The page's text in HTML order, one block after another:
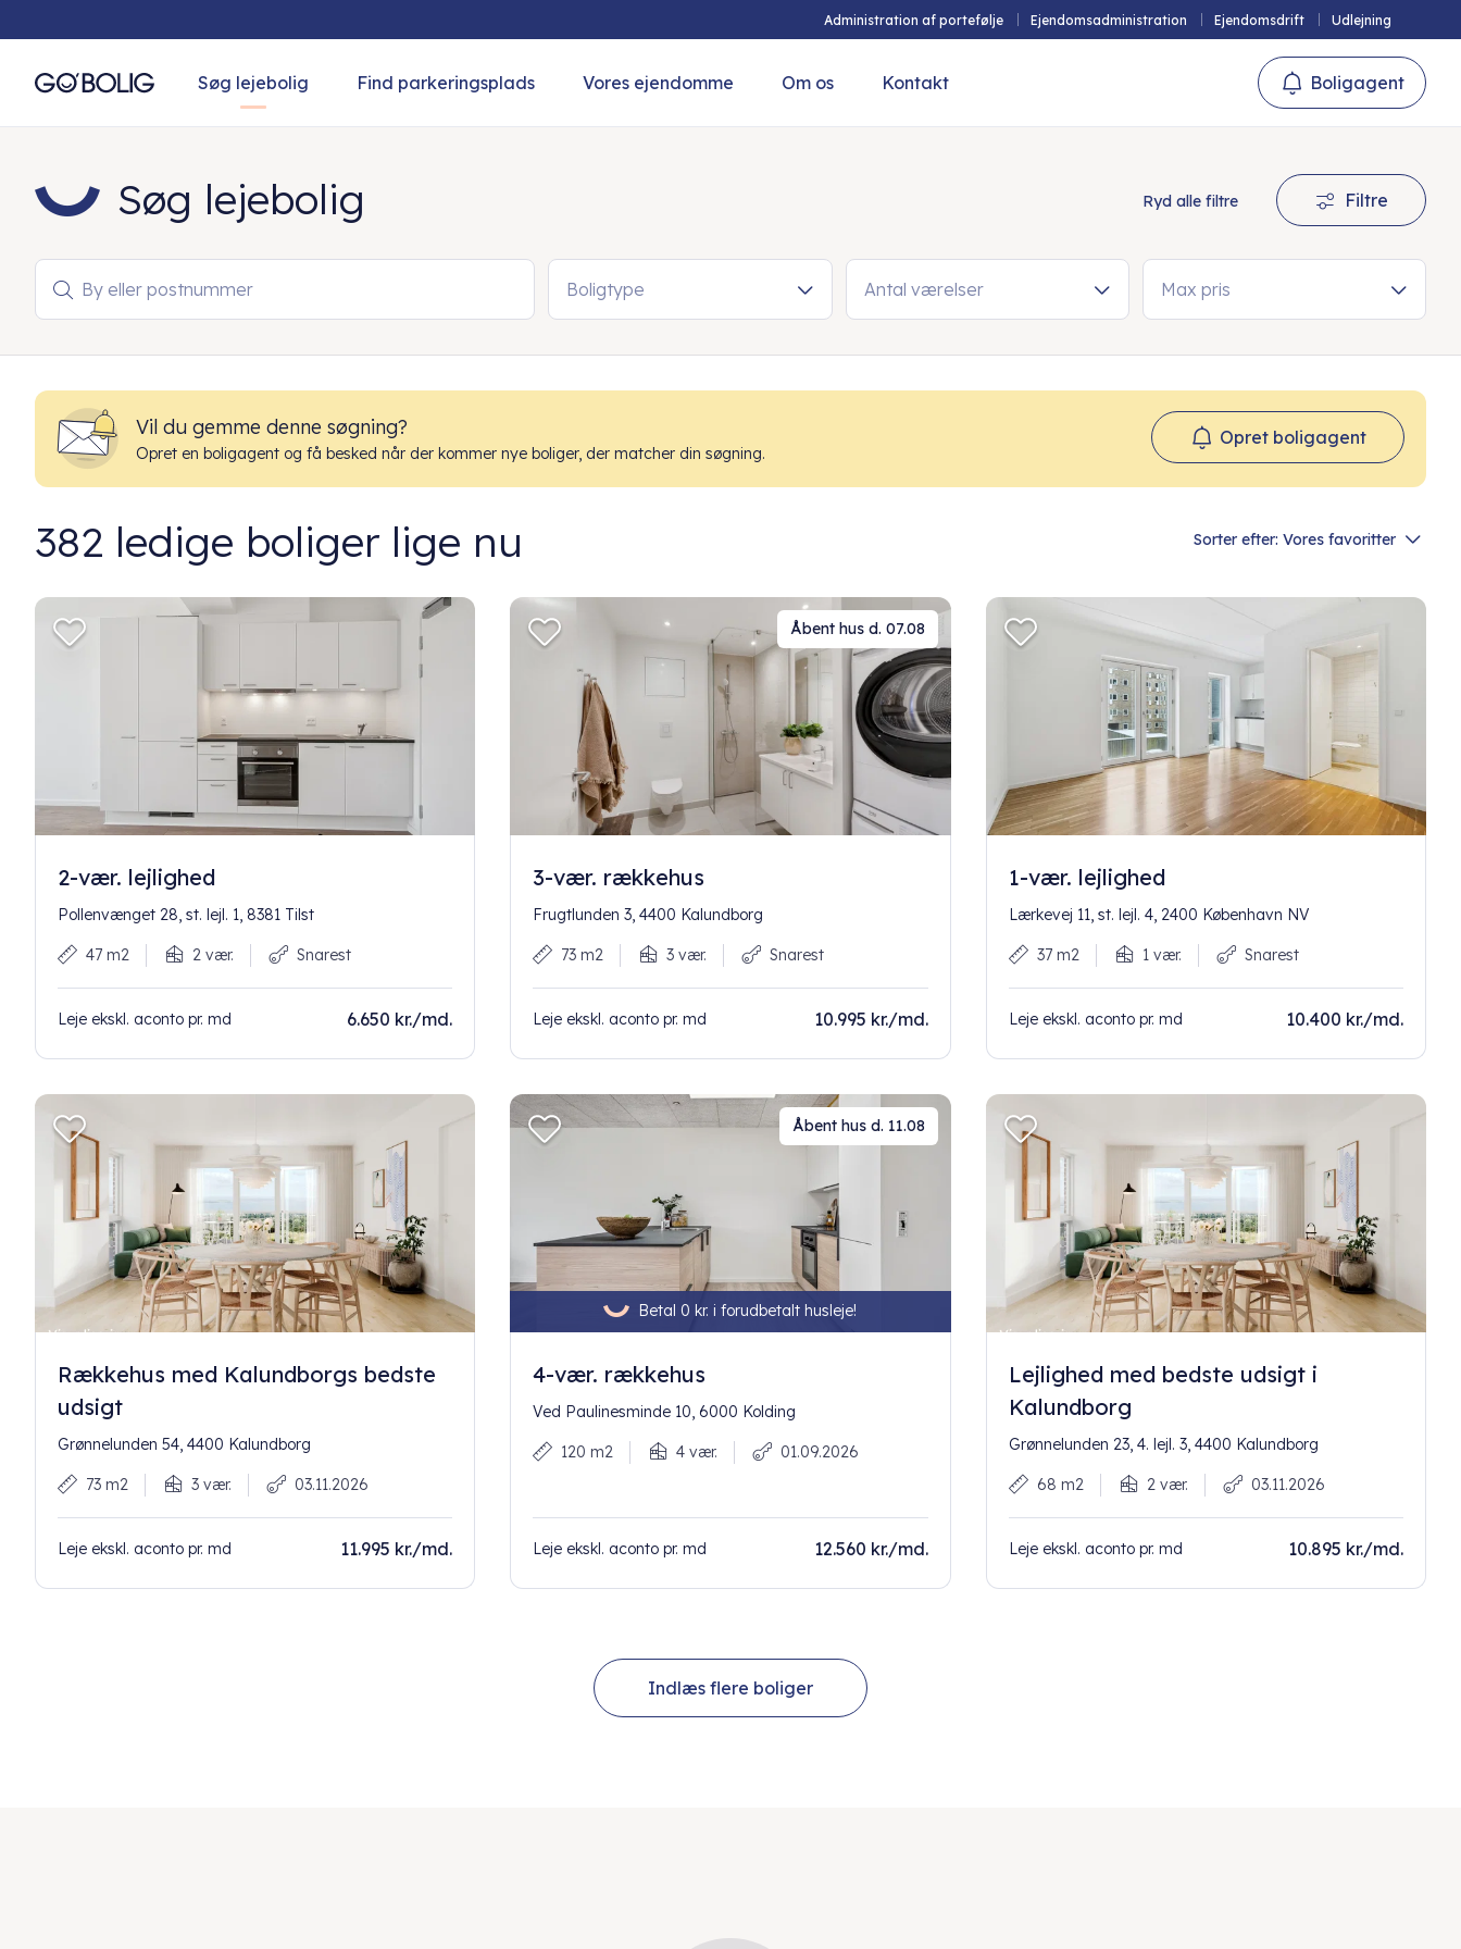
Administration af portefølje Ejendomsadministration Ejendomsdrift Udlejning
Søg lejebolig Find parkeringsplads Vores ejendomme Om os Kontakt Boligagent
Søg lejebolig Ryd alle filtre Filtre
By eller postnummer
 Boligtype Antal værelser Max pris
Vil du gemme denne søgning?
Opret en boligagent og få besked når der kommer nye boliger, der matcher din søgning.
Opret boligagent
382 ledige boliger lige nu Sorter efter: Vores favoritter
2-vær. lejlighed
Pollenvænget 28, st. lejl. 1, 8381 Tilst
47 m2 2 vær. Snarest
Leje ekskl. aconto pr. md 6.650 kr./md.
Åbent hus d. 07.08
3-vær. rækkehus
Frugtlunden 3, 4400 Kalundborg
73 m2 3 vær. Snarest
Leje ekskl. aconto pr. md 10.995 kr./md.
1-vær. lejlighed
Lærkevej 11, st. lejl. 4, 2400 København NV
37 m2 1 vær. Snarest
Leje ekskl. aconto pr. md 10.400 kr./md.
Rækkehus med Kalundborgs bedste
udsigt
Grønnelunden 54, 4400 Kalundborg
73 m2 3 vær. 03.11.2026
Leje ekskl. aconto pr. md 11.995 kr./md.
Betal 0 kr. i forudbetalt husleje!
Åbent hus d. 11.08
4-vær. rækkehus
Ved Paulinesminde 10, 6000 Kolding
120 m2 4 vær. 01.09.2026
Leje ekskl. aconto pr. md 12.560 kr./md.
Lejlighed med bedste udsigt i
Kalundborg
Grønnelunden 23, 4. lejl. 3, 4400 Kalundborg
68 m2 2 vær. 03.11.2026
Leje ekskl. aconto pr. md 10.895 kr./md.
Indlæs flere boliger